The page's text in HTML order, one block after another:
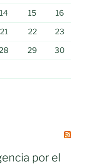
14 15 16
21 22 23
29 30
por el